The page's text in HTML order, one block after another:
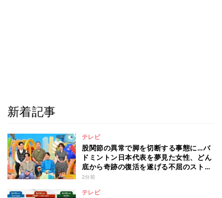
新着記事
テレビ
股関節の異常で脚を切断する事態に…バ
ドミントン日本代表を夢見た女性、どん
底から奇跡の復活を遂げる不屈のストー
リー『仰天』が再現
2分前
テレビ